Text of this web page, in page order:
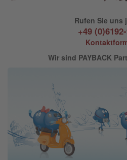
Rufen Sie uns
+49
Wir sind PAYBACK